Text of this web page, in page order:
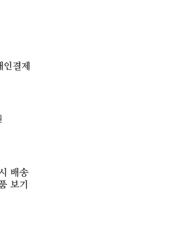
결제
배송
보기